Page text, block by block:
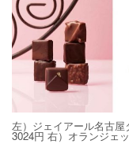
左）ジェイアール名古屋
3024円 右）オランジェ